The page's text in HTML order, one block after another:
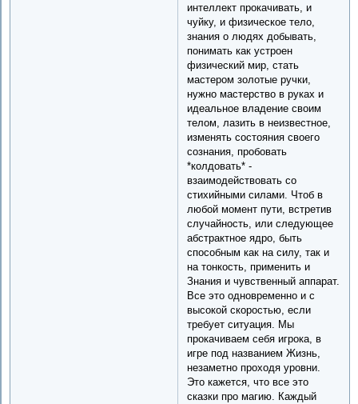
интеллект прокачивать, и
чуйку, и физическое тело,
знания о людях добывать,
понимать как устроен
физический мир, стать
мастером золотые ручки,
нужно мастерство в руках и
идеальное владение своим
телом, лазить в неизвестное,
изменять состояния своего
сознания, пробовать
*колдовать* -
взаимодействовать со
стихийными силами. Чтоб в
любой момент пути, встретив
случайность, или следующее
абстрактное ядро, быть
способным как на силу, так и
на тонкость, применить и
Знания и чувственный аппарат.
Все это одновременно и с
высокой скоростью, если
требует ситуация. Мы
прокачиваем себя игрока, в
игре под названием Жизнь,
незаметно проходя уровни.
Это кажется, что все это
сказки про магию. Каждый